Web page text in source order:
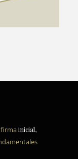
inicial,